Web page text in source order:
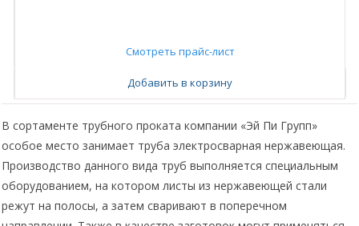
Смотреть прайс-лист
Добавить в корзину
В сортаменте трубного проката компании «Эй Пи Групп»
особое место занимает труба электросварная нержавеющая.
Производство данного вида труб выполняется специальным
оборудованием, на котором листы из нержавеющей стали
режут на полосы, а затем сваривают в поперечном